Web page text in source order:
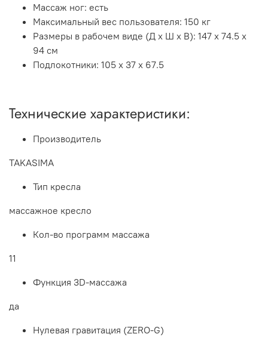
Массаж ног: есть
Максимальный вес пользователя: 150 кг
Размеры в рабочем виде (Д х Ш х В): 147 х 74.5 х
94 см
Подлокотники: 105 х 37 х 67.5
Технические характеристики:
Производитель
TAKASIMA
Тип кресла
массажное кресло
Кол-во программ массажа
11
Функция 3D-массажа
да
Нулевая гравитация (ZERO-G)